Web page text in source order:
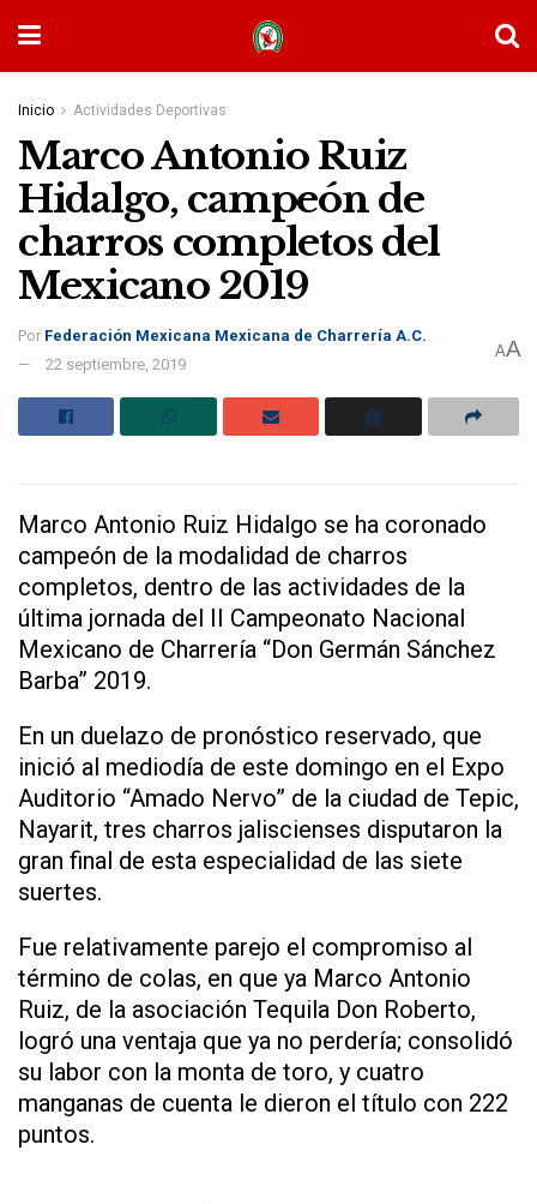
Inicio Actividades Deportivas
Marco Antonio Ruiz
Hidalgo, campeón de
charros completos del
Mexicano 2019
Por Federación Mexicana Mexicana de Charrería A.C.
22 septiembre, 2019
AA
Marco Antonio Ruiz Hidalgo se ha coronado
campeón de la modalidad de charros
completos, dentro de las actividades de la
última jornada del II Campeonato Nacional
Mexicano de Charrería “Don Germán Sánchez
Barba” 2019.
En un duelazo de pronóstico reservado, que
inició al mediodía de este domingo en el Expo
Auditorio “Amado Nervo” de la ciudad de Tepic,
Nayarit, tres charros jaliscienses disputaron la
gran final de esta especialidad de las siete
suertes.
Fue relativamente parejo el compromiso al
término de colas, en que ya Marco Antonio
Ruiz, de la asociación Tequila Don Roberto,
logró una ventaja que ya no perdería; consolidó
su labor con la monta de toro, y cuatro
manganas de cuenta le dieron el título con 222
puntos.